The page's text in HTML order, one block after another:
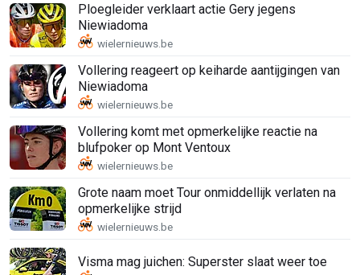
Ploegleider verklaart actie Gery jegens
Niewiadoma
Vollering reageert op keiharde aantijgingen van
Niewiadoma
Vollering komt met opmerkelijke reactie na
blufpoker op Mont Ventoux
Grote naam moet Tour onmiddellijk verlaten na
opmerkelijke strijd
Visma mag juichen: Superster slaat weer toe